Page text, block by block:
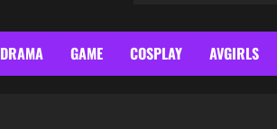
DRAMA GAME COSPLAY AVGIRLS